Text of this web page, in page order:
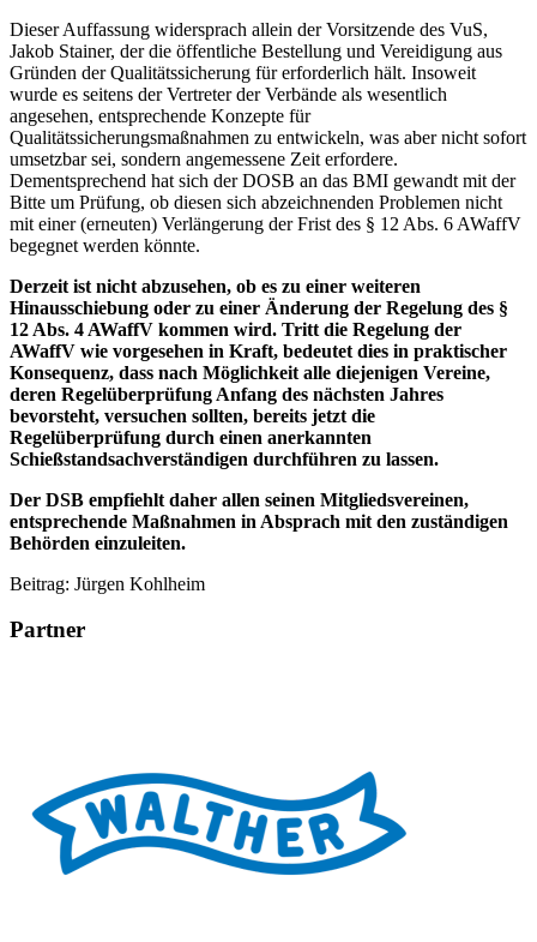
Dieser Auffassung widersprach allein der Vorsitzende des VuS,
Jakob Stainer, der die öffentliche Bestellung und Vereidigung aus
Gründen der Qualitätssicherung für erforderlich hält. Insoweit
wurde es seitens der Vertreter der Verbände als wesentlich
angesehen, entsprechende Konzepte für
Qualitätssicherungsmaßnahmen zu entwickeln, was aber nicht sofort
umsetzbar sei, sondern angemessene Zeit erfordere.
Dementsprechend hat sich der DOSB an das BMI gewandt mit der
Bitte um Prüfung, ob diesen sich abzeichnenden Problemen nicht
mit einer (erneuten) Verlängerung der Frist des § 12 Abs. 6 AWaffV
begegnet werden könnte.
Derzeit ist nicht abzusehen, ob es zu einer weiteren
Hinausschiebung oder zu einer Änderung der Regelung des §
12 Abs. 4 AWaffV kommen wird. Tritt die Regelung der
AWaffV wie vorgesehen in Kraft, bedeutet dies in praktischer
Konsequenz, dass nach Möglichkeit alle diejenigen Vereine,
deren Regelüberprüfung Anfang des nächsten Jahres
bevorsteht, versuchen sollten, bereits jetzt die
Regelüberprüfung durch einen anerkannten
Schießstandsachverständigen durchführen zu lassen.
Der DSB empfiehlt daher allen seinen Mitgliedsvereinen,
entsprechende Maßnahmen in Absprach mit den zuständigen
Behörden einzuleiten.
Beitrag: Jürgen Kohlheim
Partner